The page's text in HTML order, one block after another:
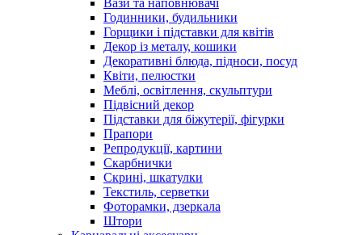
Вази та наповнювачі
Годинники, будильники
Горщики і підставки для квітів
Декор із металу, кошики
Декоративні блюда, підноси, посуд
Квіти, пелюстки
Меблі, освітлення, скульптури
Підвісний декор
Підставки для біжутерії, фігурки
Прапори
Репродукції, картини
Скарбнички
Скрині, шкатулки
Текстиль, серветки
Фоторамки, дзеркала
Штори